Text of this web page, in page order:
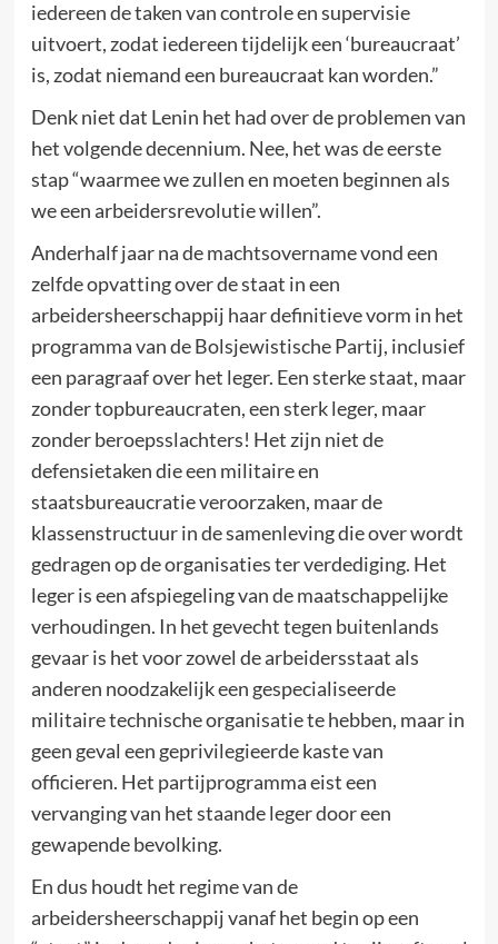
iedereen de taken van controle en supervisie
uitvoert, zodat iedereen tijdelijk een ‘bureaucraat’
is, zodat niemand een bureaucraat kan worden.”
Denk niet dat Lenin het had over de problemen van
het volgende decennium. Nee, het was de eerste
stap “waarmee we zullen en moeten beginnen als
we een arbeidersrevolutie willen”.
Anderhalf jaar na de machtsovername vond een
zelfde opvatting over de staat in een
arbeidersheerschappij haar definitieve vorm in het
programma van de Bolsjewistische Partij, inclusief
een paragraaf over het leger. Een sterke staat, maar
zonder topbureaucraten, een sterk leger, maar
zonder beroepsslachters! Het zijn niet de
defensietaken die een militaire en
staatsbureaucratie veroorzaken, maar de
klassenstructuur in de samenleving die over wordt
gedragen op de organisaties ter verdediging. Het
leger is een afspiegeling van de maatschappelijke
verhoudingen. In het gevecht tegen buitenlands
gevaar is het voor zowel de arbeidersstaat als
anderen noodzakelijk een gespecialiseerde
militaire technische organisatie te hebben, maar in
geen geval een geprivilegieerde kaste van
officieren. Het partijprogramma eist een
vervanging van het staande leger door een
gewapende bevolking.
En dus houdt het regime van de
arbeidersheerschappij vanaf het begin op een